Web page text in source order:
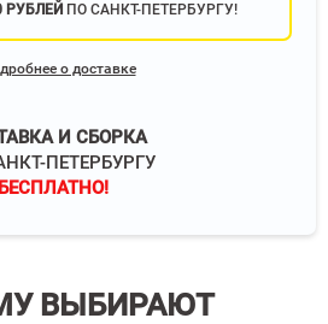
РУБЛЕЙ ПО САНКТ-ПЕТЕРБУРГУ!
о доставке
И СБОРКА
ПЕТЕРБУРГУ
БЕСПЛАТНО!
ВЫБИРАЮТ